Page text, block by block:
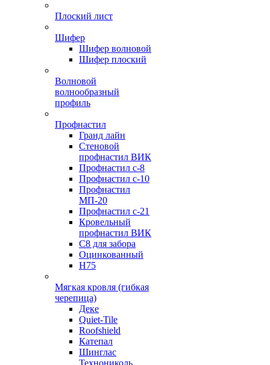
Плоский лист
Шифер
Шифер волновой
Шифер плоский
Волновой
волнообразный
профиль
Профнастил
Гранд лайн
Стеновой
профнастил ВИК
Профнастил с-8
Профнастил с-10
Профнастил
МП-20
Профнастил с-21
Кровельный
профнастил ВИК
С8 для забора
Оцинкованный
Н75
Мягкая кровля (гибкая
черепица)
Деке
Quiet-Tile
Roofshield
Катепал
Шинглас
Технониколь